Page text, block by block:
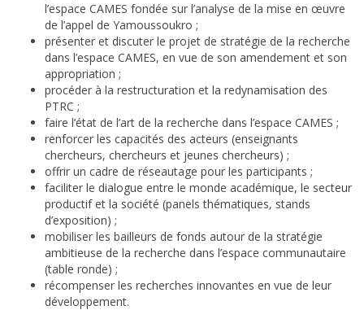
l’espace CAMES fondée sur l’analyse de la mise en œuvre
de l’appel de Yamoussoukro ;
présenter et discuter le projet de stratégie de la recherche
dans l’espace CAMES, en vue de son amendement et son
appropriation ;
procéder à la restructuration et la redynamisation des
PTRC ;
faire l’état de l’art de la recherche dans l’espace CAMES ;
renforcer les capacités des acteurs (enseignants
chercheurs, chercheurs et jeunes chercheurs) ;
offrir un cadre de réseautage pour les participants ;
faciliter le dialogue entre le monde académique, le secteur
productif et la société (panels thématiques, stands
d’exposition) ;
mobiliser les bailleurs de fonds autour de la stratégie
ambitieuse de la recherche dans l’espace communautaire
(table ronde) ;
récompenser les recherches innovantes en vue de leur
développement.